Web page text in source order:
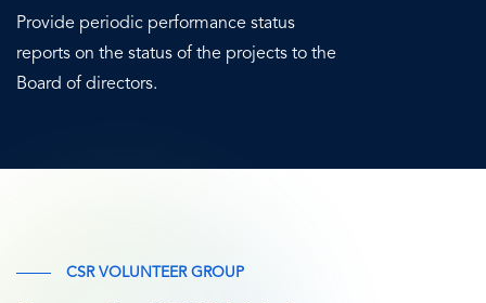
Provide periodic performance status
reports on the status of the projects to the
Board of directors.
CSR VOLUNTEER GROUP